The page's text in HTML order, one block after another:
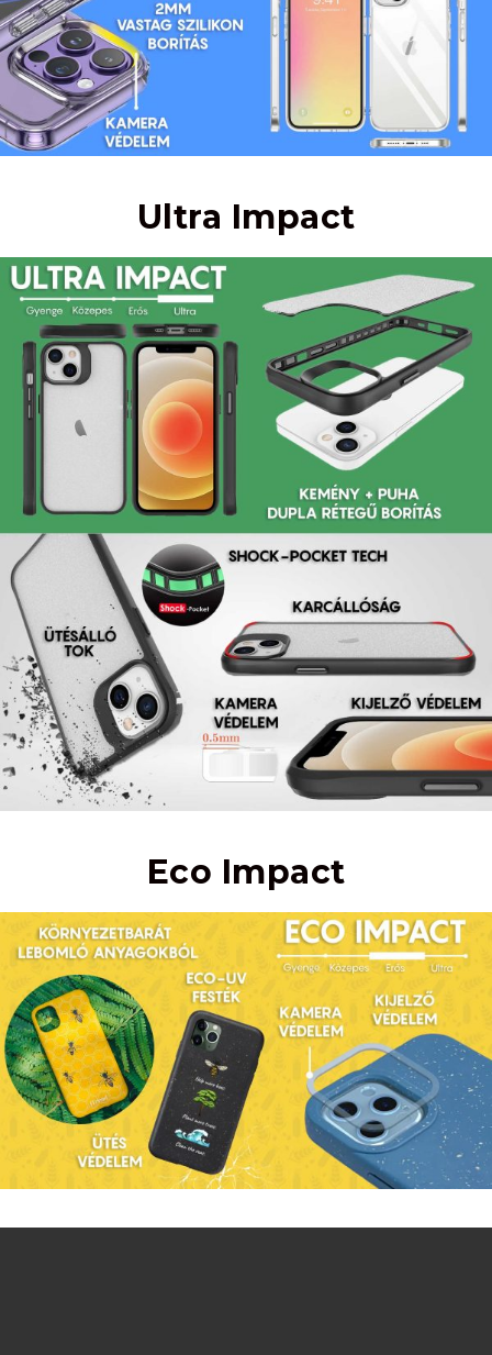
Ultra Impact
Eco Impact